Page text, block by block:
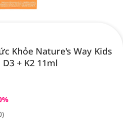
Khỏe Nature's Way Kids
+ K2 11ml